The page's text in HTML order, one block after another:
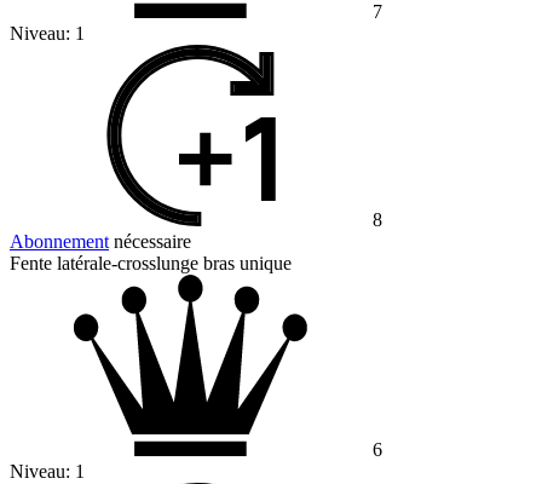
7
Niveau: 1
8
Abonnement nécessaire
Fente latérale-crosslunge bras unique
6
Niveau: 1